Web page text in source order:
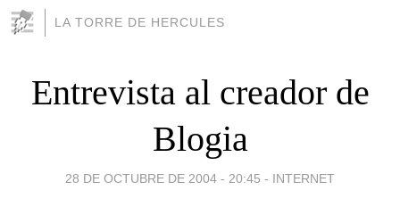
LA TORRE DE HERCULES
Entrevista al creador de
Blogia
28 DE OCTUBRE DE 2004 - 20:45 - INTERNET